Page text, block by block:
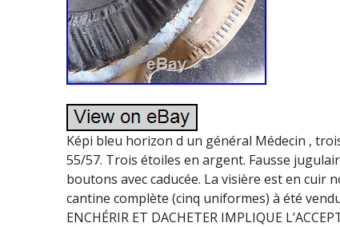
Képi bleu horizon d un général Médecin ,
55/57. Trois étoiles en argent. Fausse
boutons avec caducée. La visière est en cuir
cantine complète (cinq uniformes) à été vendu
ENCHÉRIR ET DACHETER IMPLIQUE